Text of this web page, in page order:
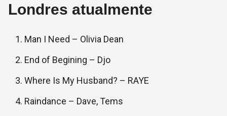
Londres atualmente
Man I Need – Olivia Dean
End of Begining – Djo
Where Is My Husband? – RAYE
Raindance – Dave, Tems